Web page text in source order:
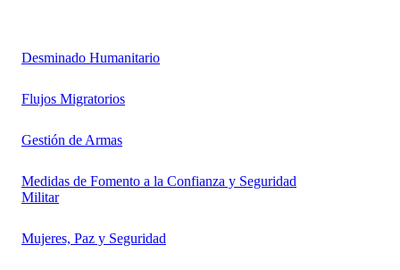
Desminado Humanitario
Flujos Migratorios
Gestión de Armas
Medidas de Fomento a la Confianza y Seguridad
Militar
Mujeres, Paz y Seguridad